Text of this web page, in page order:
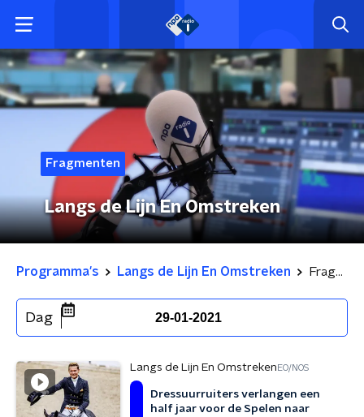
Fragmenten
Langs de Lijn En Omstreken
Programma's Langs de Lijn En Omstreken Fragmenten
Dag 29-01-2021
Langs de Lijn En Omstreken EO/NOS
Dressuurruiters verlangen een
half jaar voor de Spelen naar